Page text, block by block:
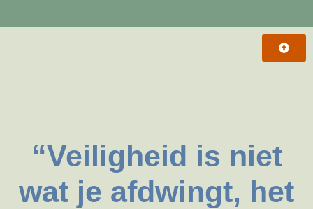
“Veiligheid is niet
wat je afdwingt, het